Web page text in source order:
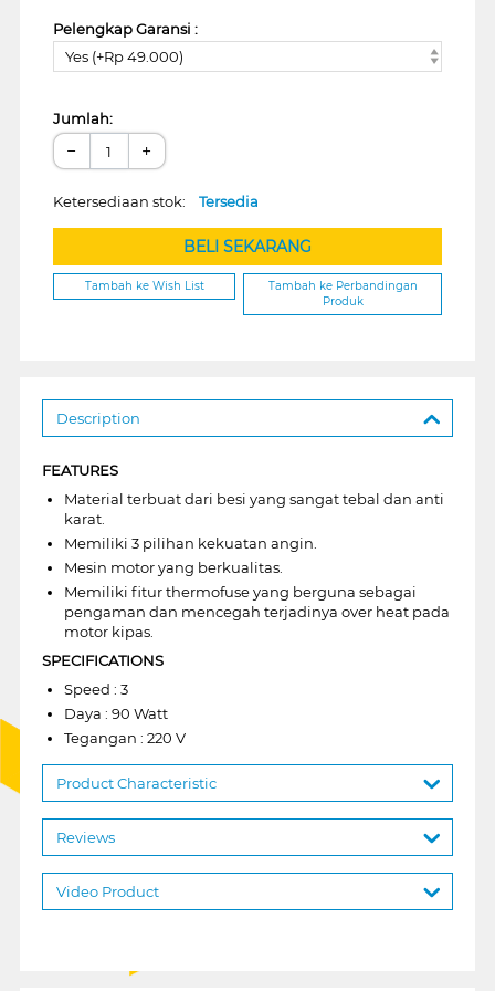
Pelengkap Garansi :
Yes (+Rp 49.000)
Jumlah:
− +
Ketersediaan stok: Tersedia
BELI SEKARANG
Tambah ke Wish List
Tambah ke Perbandingan
Produk
Description
FEATURES
Material terbuat dari besi yang sangat tebal dan anti
karat.
Memiliki 3 pilihan kekuatan angin.
Mesin motor yang berkualitas.
Memiliki fitur thermofuse yang berguna sebagai
pengaman dan mencegah terjadinya over heat pada
motor kipas.
SPECIFICATIONS
Speed : 3
Daya : 90 Watt
Tegangan : 220 V
Product Characteristic
Reviews
Video Product